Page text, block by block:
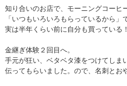
知り合いのお店で、モーニングコーヒー
「いつもいろいろもらっているから」
実は半年くらい前に自分も買っている
金継ぎ体験２回目へ。
手元が狂い、ベタベタ漆をつけてしま
伝ってもらいました。ので、名刺とお